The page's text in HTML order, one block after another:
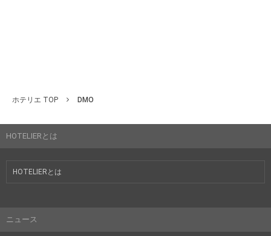
ホテリエ TOP DMO
HOTELIERとは
HOTELIERとは
ニュース